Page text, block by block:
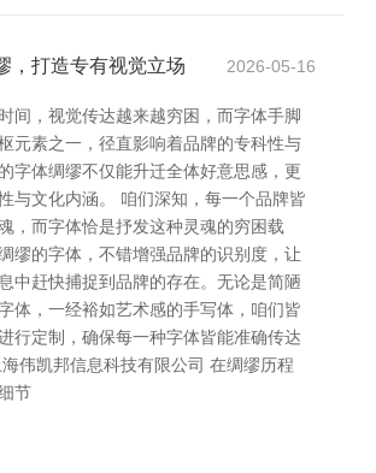
，打造专有视觉立场 2026-05-16
间，视觉传达越来越穷困，而字体手脚
元素之一，径直影响着品牌的专科性与
字体绸缪不仅能升迁全体好意思感，更
与文化内涵。 咱们深知，每一个品牌皆
，而字体恰是抒发这种灵魂的穷困载
缪的字体，不错增强品牌的识别度，让
中赶快捕捉到品牌的存在。无论是简陋
体，一经裕如艺术感的手写体，咱们皆
行定制，确保每一种字体皆能准确传达
伟凯邦信息科技有限公司 在绸缪历程
节